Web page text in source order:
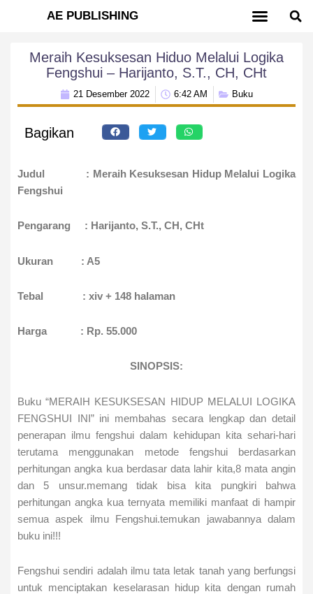
AE PUBLISHING
Meraih Kesuksesan Hiduo Melalui Logika
Fengshui – Harijanto, S.T., CH, CHt
21 Desember 2022 6:42 AM Buku
Bagikan
Judul : Meraih Kesuksesan Hidup Melalui Logika
Fengshui
Pengarang : Harijanto, S.T., CH, CHt
Ukuran : A5
Tebal : xiv + 148 halaman
Harga : Rp. 55.000
SINOPSIS:
Buku “MERAIH KESUKSESAN HIDUP MELALUI LOGIKA
FENGSHUI INI” ini membahas secara lengkap dan detail
penerapan ilmu fengshui dalam kehidupan kita sehari-hari
terutama menggunakan metode fengshui berdasarkan
perhitungan angka kua berdasar data lahir kita,8 mata angin
dan 5 unsur.memang tidak bisa kita pungkiri bahwa
perhitungan angka kua ternyata memiliki manfaat di hampir
semua aspek ilmu Fengshui.temukan jawabannya dalam
buku ini!!!
Fengshui sendiri adalah ilmu tata letak tanah yang berfungsi
untuk menciptakan keselarasan hidup kita dengan rumah